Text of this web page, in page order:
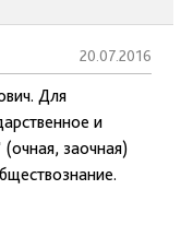
20.07.2016
Для
и
заочная)